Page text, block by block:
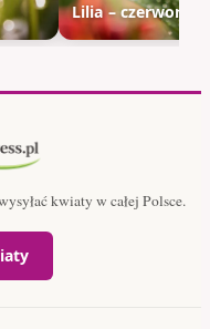
Lilia – czerwona
kwiaty w całej Polsce.